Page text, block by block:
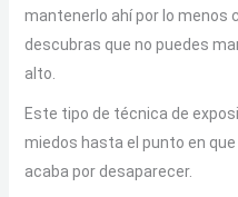
mantenerlo ahí por lo menos
descubras que no puedes
alto.
Este tipo de técnica de
miedos hasta el punto en
acaba por desaparecer.